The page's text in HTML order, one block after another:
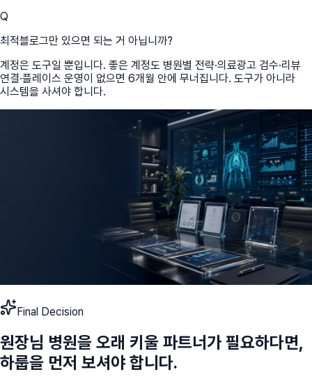
Q
최적블로그만 있으면 되는 거 아닙니까?
계정은 도구일 뿐입니다. 좋은 계정도 병원별 전략·의료광고 검수·리뷰
연결·플레이스 운영이 없으면 6개월 안에 무너집니다. 도구가 아니라
시스템을 사셔야 합니다.
Final Decision
원장님 병원을 오래 키울 파트너가 필요하다면,
하룹을 먼저 보셔야 합니다.